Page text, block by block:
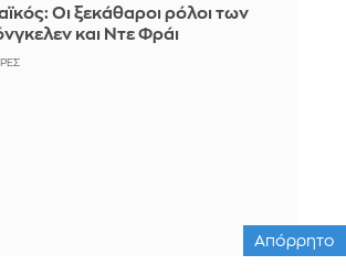
Οι ξεκάθαροι ρόλοι των
και Ντε Φράι
Απόρρητο